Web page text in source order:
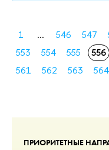
ПРИОРИТЕТНЫЕ
1 ... 546 547
553
554 555 556
561
562 563 564